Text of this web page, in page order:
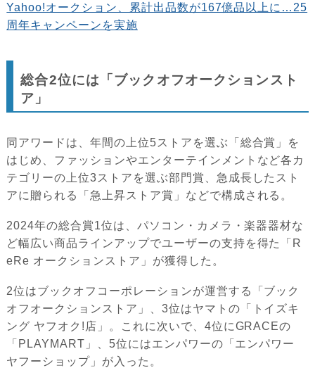
Yahoo!オークション、累計出品数が167億品以上に…25
周年キャンペーンを実施
総合2位には「ブックオフオークションスト
ア」
同アワードは、年間の上位5ストアを選ぶ「総合賞」を
はじめ、ファッションやエンターテインメントなど各カ
テゴリーの上位3ストアを選ぶ部門賞、急成長したスト
アに贈られる「急上昇ストア賞」などで構成される。
2024年の総合賞1位は、パソコン・カメラ・楽器器材な
ど幅広い商品ラインアップでユーザーの支持を得た「R
eRe オークションストア」が獲得した。
2位はブックオフコーポレーションが運営する「ブック
オフオークションストア」、3位はヤマトの「トイズキ
ング ヤフオク!店」。これに次いで、4位にGRACEの
「PLAYMART」、5位にはエンパワーの「エンパワー
ヤフーショップ」が入った。